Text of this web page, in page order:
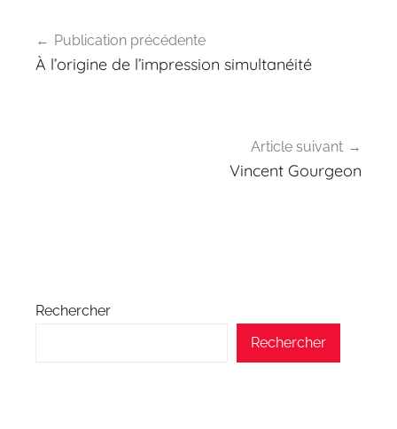
de
Publication précédente
À l’origine de l’impression simultanéité
Article suivant
Vincent Gourgeon
Rechercher
Rechercher